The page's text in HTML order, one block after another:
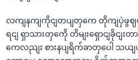
လကျနကျကိုငျတပျတှကေ တိုကျပှဲဖွဈ
ရငျ ရှာသားတှကေို တိမျးရှောငျခိုငျ
ကေလညျး စားနပျရိက်ခာတှပေါ သယျ